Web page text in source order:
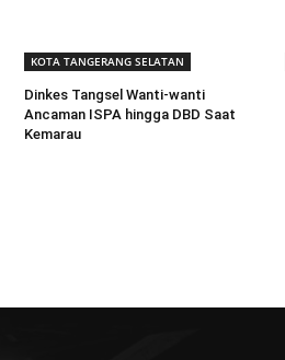
KOTA TANGERANG SELATAN
Dinkes Tangsel Wanti-wanti
Ancaman ISPA hingga DBD Saat
Kemarau